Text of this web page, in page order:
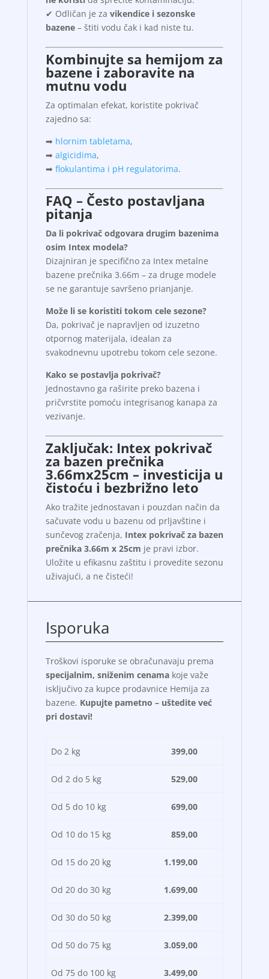
✔ Odličan je za vikendice i sezonske
bazene– štiti vodu čak i kad niste tu.
Kombinujte sa hemijom za
bazene i zaboravite na
mutnu vodu
Za optimalan efekat, koristite pokrivač
zajedno sa:
➡ hlornim tabletama,
➡ algicidima,
➡ flokulantima i pH regulatorima.
FAQ – Često postavljana
pitanja
Da li pokrivač odgovara drugim bazenima
osim Intex modela?
Dizajniran je specifično za Intex metalne
bazene prečnika 3.66m – za druge modele
se ne garantuje savršeno prianjanje.
Može li se koristiti tokom cele sezone?
Da, pokrivač je napravljen od izuzetno
otpornog materijala, idealan za
svakodnevnu upotrebu tokom cele sezone.
Kako se postavlja pokrivač?
Jednostavno ga raširite preko bazena i
pričvrstite pomoću integrisanog kanapa za
vezivanje.
Zaključak: Intex pokrivač
za bazen prečnika
3.66mx25cm – investicija u
čistoću i bezbrižno leto
Ako tražite jednostavan i pouzdan način da
sačuvate vodu u bazenu od prljavštine i
sunčevog zračenja, Intex pokrivač za bazen
prečnika 3.66m x 25cm je pravi izbor.
Uložite u efikasnu zaštitu i provedite sezonu
uživajući, a ne čisteći!
Isporuka
Troškovi isporuke se obračunavaju prema
specijalnim, sniženim cenamakoje važe
isključivo za kupce prodavnice Hemija za
bazene. Kupujte pametno – uštedite već
pri dostavi!
Do 2 kg 399,00
Od 2 do 5 kg 529,00
Od 5 do 10 kg 699,00
Od 10 do 15 kg 859,00
Od 15 do 20 kg 1.199,00
Od 20 do 30 kg 1.699,00
Od 30 do 50 kg 2.399,00
Od 50 do 75 kg 3.059,00
Od 75 do 100 kg 3.499,00